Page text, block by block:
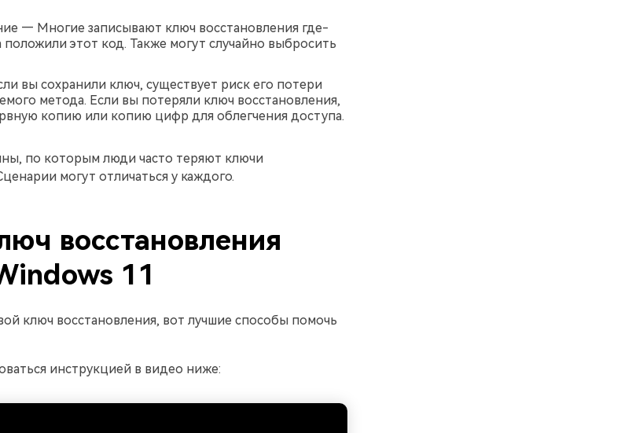
— Многие записывают ключ восстановления где-
положили этот код. Также могут случайно выбросить
вы сохранили ключ, существует риск его потери
метода. Если вы потеряли ключ восстановления,
копию или копию цифр для облегчения доступа.
по которым люди часто теряют ключи
могут отличаться у каждого.
восстановления
11
ключ восстановления, вот лучшие способы помочь
инструкцией в видео ниже: